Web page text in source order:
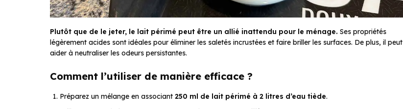
Plutôt que de le jeter, le lait périmé peut être un allié inattendu pour le ménage. Ses propriétés
légèrement acides sont idéales pour éliminer les saletés incrustées et faire briller les surfaces. De plus, il peut
aider à neutraliser les odeurs persistantes.
Comment l’utiliser de manière efficace ?
Préparez un mélange en associant 250 ml de lait périmé à 2 litres d’eau tiède.